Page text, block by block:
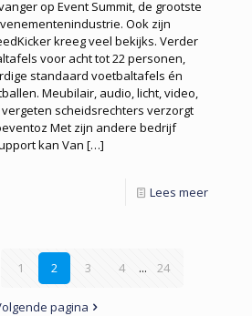
op Event Summit, de grootste
Ook zijn
kreeg veel bekijks. Verder
voor acht tot 22 personen,
standaard voetbaltafels én
Meubilair, audio, licht, video,
scheidsrechters verzorgt
Met zijn andere bedrijf
kan Van […]
Lees meer
1 2 3 4 ... 24
pagina